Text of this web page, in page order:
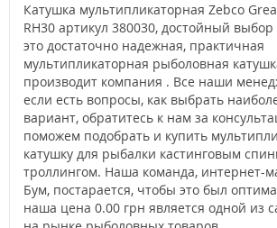
Катушка мультипликаторная Zebco
RH30 артикул 380030, достойный
это достаточно надежная, практичная
мультипликаторная рыболовная
производит компания . Все наши
если есть вопросы, как выбрать
вариант, обратитесь к нам за
поможем подобрать и купить
катушку для рыбалки кастинговым
троллингом. Наша команда, интернет-
Бум, постарается, чтобы это был
наша цена 0.00 грн является одной из